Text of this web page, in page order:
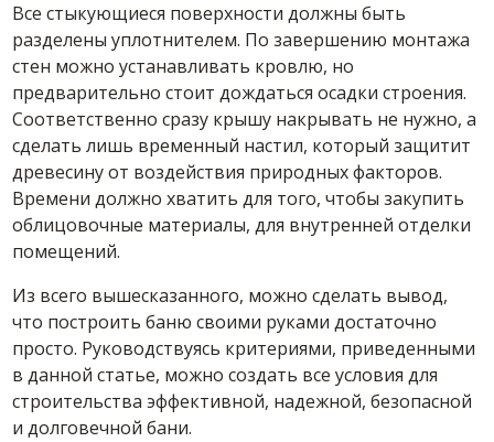
Все стыкующиеся поверхности должны быть
разделены уплотнителем. По завершению монтажа
стен можно устанавливать кровлю, но
предварительно стоит дождаться осадки строения.
Соответственно сразу крышу накрывать не нужно, а
сделать лишь временный настил, который защитит
древесину от воздействия природных факторов.
Времени должно хватить для того, чтобы закупить
облицовочные материалы, для внутренней отделки
помещений.
Из всего вышесказанного, можно сделать вывод,
что построить баню своими руками достаточно
просто. Руководствуясь критериями, приведенными
в данной статье, можно создать все условия для
строительства эффективной, надежной, безопасной
и долговечной бани.